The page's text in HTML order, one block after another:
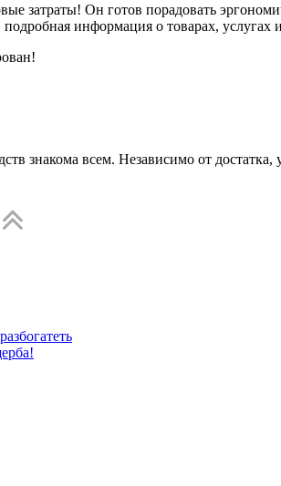
затраты! Он готов порадовать
информация о товарах,
знакома всем. Независимо от